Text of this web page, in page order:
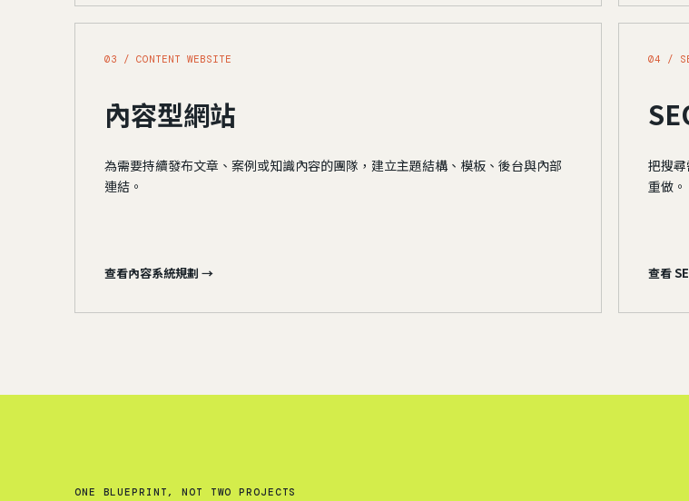
03 / CONTENT WEBSITE
內容型網站
為需要持續發布文章、案例或知識內容的團隊，建立主題結構、模板、後台與內部
連結。
查看內容系統規劃 →
04 /
把搜
重做。
查看
ONE BLUEPRINT, NOT TWO PROJECTS